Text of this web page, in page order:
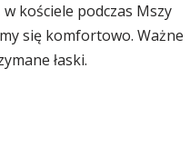
kościele podczas Mszy
się komfortowo. Ważne
łaski.